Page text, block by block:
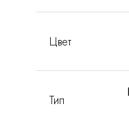
Контакты
Цвет
Тип